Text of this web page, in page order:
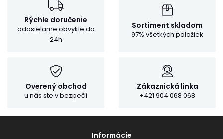
Rýchle doručenie
odosielame obvykle do
24h
Sortiment skladom
97% všetkých položiek
Overený obchod
u nás ste v bezpečí
Zákaznická linka
+421 904 068 068
Informácie